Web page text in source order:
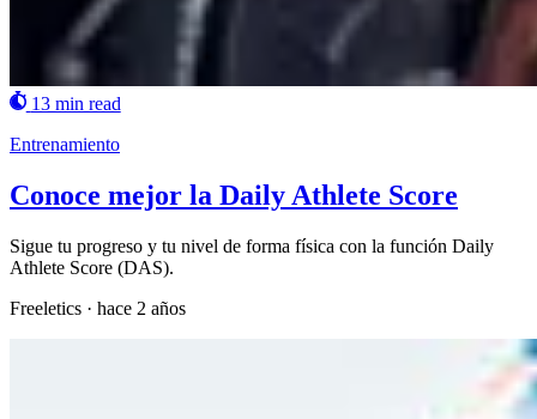
13 min read
Entrenamiento
Conoce mejor la Daily Athlete Score
Sigue tu progreso y tu nivel de forma física con la función Daily
Athlete Score (DAS).
Freeletics · hace 2 años